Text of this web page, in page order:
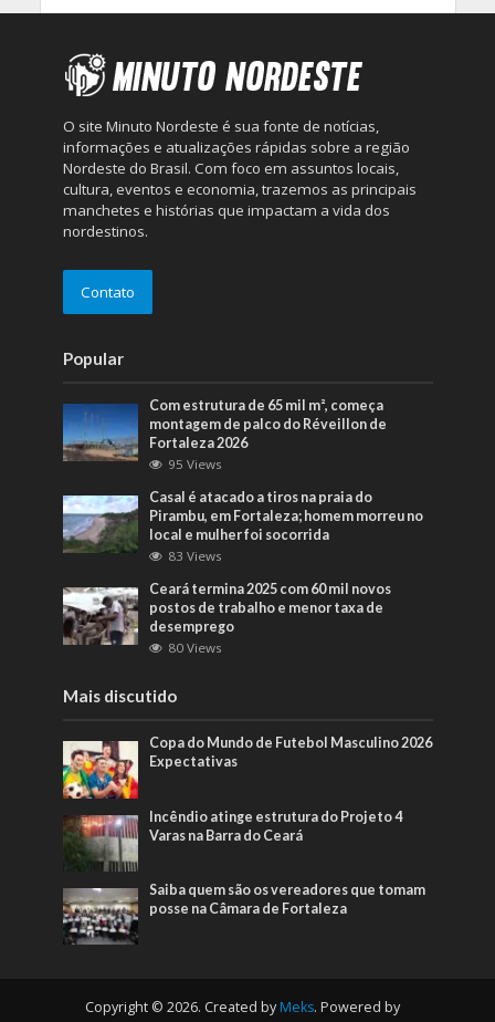
O site Minuto Nordeste é sua fonte de notícias,
informações e atualizações rápidas sobre a região
Nordeste do Brasil. Com foco em assuntos locais,
cultura, eventos e economia, trazemos as principais
manchetes e histórias que impactam a vida dos
nordestinos.
Contato
Popular
Com estrutura de 65 mil m², começa
montagem de palco do Réveillon de
Fortaleza 2026
95 Views
Casal é atacado a tiros na praia do
Pirambu, em Fortaleza; homem morreu no
local e mulher foi socorrida
83 Views
Ceará termina 2025 com 60 mil novos
postos de trabalho e menor taxa de
desemprego
80 Views
Mais discutido
Copa do Mundo de Futebol Masculino 2026
Expectativas
Incêndio atinge estrutura do Projeto 4
Varas na Barra do Ceará
Saiba quem são os vereadores que tomam
posse na Câmara de Fortaleza
Copyright © 2026. Created by Meks. Powered by